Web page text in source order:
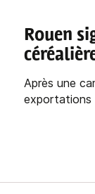
Rouen
Après une
exportations